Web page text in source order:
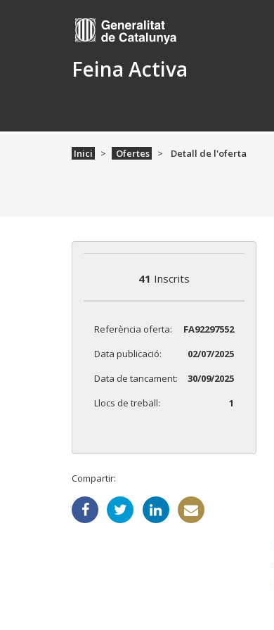
Feina Activa
Inici Ofertes Detall de l'oferta
41 Inscrits
Referència oferta:
FA92297552
Data publicació:
02/07/2025
Data de tancament:
30/09/2025
Llocs de treball:
1
Compartir: